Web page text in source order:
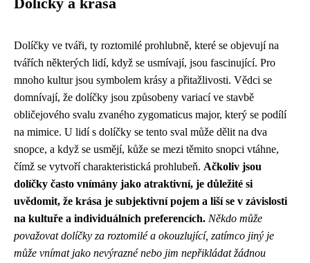
Dolíčky ve tváři, ty roztomilé prohlubně, které se objevují na
tvářích některých lidí, když se usmívají, jsou fascinující. Pro
mnoho kultur jsou symbolem krásy a přitažlivosti. Vědci se
domnívají, že dolíčky jsou způsobeny variací ve stavbě
obličejového svalu zvaného zygomaticus major, který se podílí
na mimice. U lidí s dolíčky se tento sval může dělit na dva
snopce, a když se usmějí, kůže se mezi těmito snopci vtáhne,
čímž se vytvoří charakteristická prohlubeň. Ačkoliv jsou
dolíčky často vnímány jako atraktivní, je důležité si
uvědomit, že krása je subjektivní pojem a liší se v závislosti
na kultuře a individuálních preferencích. Někdo může
považovat dolíčky za roztomilé a okouzlující, zatímco jiný je
může vnímat jako nevýrazné nebo jim nepřikládat žádnou